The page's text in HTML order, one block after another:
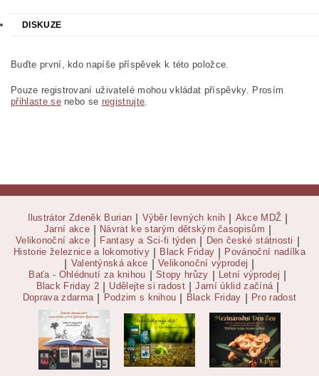
DISKUZE
Buďte první, kdo napíše příspěvek k této položce.
Pouze registrovaní uživatelé mohou vkládat příspěvky. Prosím
přihlaste senebo se registrujte.
Ilustrátor Zdeněk Burian Výběr levných knih Akce MDŽ
Jarní akce Návrat ke starým dětským časopisům
Velikonoční akce Fantasy a Sci-fi týden Den české státnosti
Historie železnice a lokomotivy Black Friday Povánoční nadílka
Valentýnská akce Velikonoční výprodej
Baťa - Ohlédnutí za knihou Stopy hrůzy Letní výprodej
Black Friday 2 Udělejte si radost Jarní úklid začíná
Doprava zdarma Podzim s knihou Black Friday Pro radost